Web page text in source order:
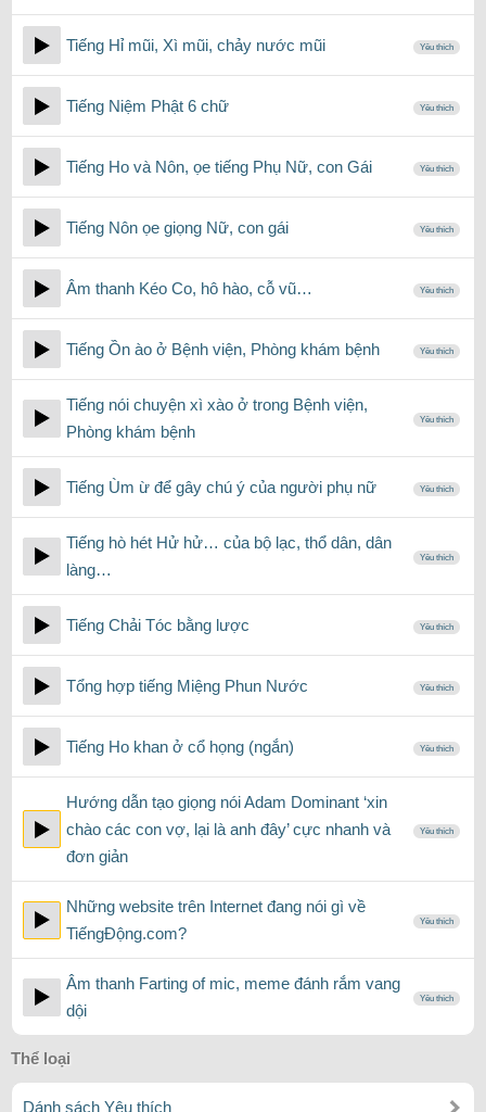
Tiếng Hỉ mũi, Xì mũi, chảy nước mũi Yêu thích
Tiếng Niệm Phật 6 chữ Yêu thích
Tiếng Ho và Nôn, ọe tiếng Phụ Nữ, con Gái Yêu thích
Tiếng Nôn ọe giọng Nữ, con gái Yêu thích
Âm thanh Kéo Co, hô hào, cỗ vũ… Yêu thích
Tiếng Ồn ào ở Bệnh viện, Phòng khám bệnh Yêu thích
Tiếng nói chuyện xì xào ở trong Bệnh viện,
Phòng khám bệnh
Yêu thích
Tiếng Ùm ừ để gây chú ý của người phụ nữ Yêu thích
Tiếng hò hét Hử hử… của bộ lạc, thổ dân, dân
làng…
Yêu thích
Tiếng Chải Tóc bằng lược Yêu thích
Tổng hợp tiếng Miệng Phun Nước Yêu thích
Tiếng Ho khan ở cổ họng (ngắn) Yêu thích
Hướng dẫn tạo giọng nói Adam Dominant ‘xin
chào các con vợ, lại là anh đây’ cực nhanh và
đơn giản
Yêu thích
Những website trên Internet đang nói gì về
TiếngĐộng.com?
Yêu thích
Âm thanh Farting of mic, meme đánh rắm vang
dội
Yêu thích
Thể loại
Dánh sách Yêu thích